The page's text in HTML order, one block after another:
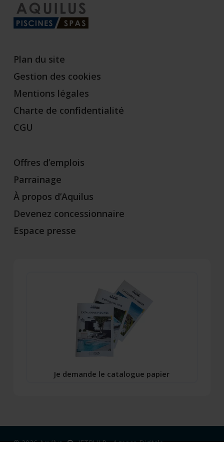
Plan du site
Gestion des cookies
Mentions légales
Charte de confidentialité
CGU
Offres d’emplois
Parrainage
À propos d’Aquilus
Devenez concessionnaire
Espace presse
Je demande le catalogue papier
© 2026 Aquilus. JETPULP - Agence Digitale